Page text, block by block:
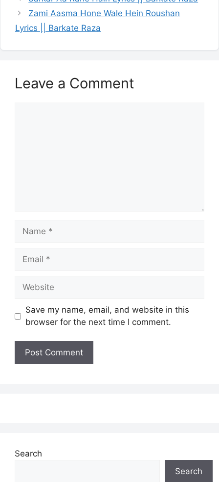
Zami Aasma Hone Wale Hein Roushan
Lyrics || Barkate Raza
Leave a Comment
Name
Email
Website
Save my name, email, and website in this
browser for the next time I comment.
Search
Search